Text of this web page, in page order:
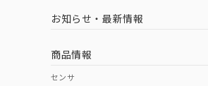
お知らせ・最新情報
商品情報
センサ